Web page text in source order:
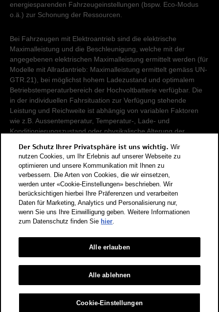
energiesparenden Fahrzeugeinstellungen (bspw. Eco-Modus
o.ä.) zur Schonung der Ressourcen.
Bei Fahrzeugen mit Elektroantrieb sind die elektrische
Maximalleistung und die Beschleunigung, welche mit der
angegebenen elektrischen Maximalleistung ermittelt werden (für
Modelle mit Allradantrieb: Maximalleistung ermittelt gemäss UN-
GTR.21), bei möglichst hohem Ladezustand und optimalem
Betriebstemperaturbereich der Hochvoltbatterie verfügbar. Die
in der individuellen Fahrsituation zur Verfügung stehende
Leistung und Reichweite ist abhängig von variablen Faktoren
wie z.B. Aussentemperatur, Temperatur-, Lade- und
Konditionierungszustand oder physikalische Alterung der
Damit Energieverbräuche unterschiedlicher Antriebsformen
(Benzin, Diesel, Gas, Strom, usw.) vergleichbar sind, werden sie
zusätzlich als sogenannte Benzinäquivalente (Masseinheit für
Energie) ausgewiesen. CO2 ist das für die Erderwärmung
hauptverantwortliche Treibhausgas. CO2-Mittelwert aller in der
Schweiz angebotenen Fahrzeugmodelle: 111 g/km (WLTP).
CO2-Zielwert der in der Schweiz angebotenen
Fahrzeugmodelle: 93.6 g/km (WLTP). Die Angaben für ein
Fahrzeug können von den zulassungsrelevanten Daten nach
der individuellen Einzelfahrzeuggenehmigung abweichen.
Energieeffizienz-Kategorie nach dem neuen
Berechnungsverfahren gemäss Anhang 4.1 EnEV, gültig ab
01.01.2023. Informationen zur Energieetikette für
Personenwagen finden Sie unter Bundesamt für Energie BFE.
Der Schutz Ihrer Privatsphäre ist uns wichtig. Wir
nutzen Cookies, um Ihr Erlebnis auf unserer Webseite zu
optimieren und unsere Kommunikation mit Ihnen zu
verbessern. Die Arten von Cookies, die wir einsetzen,
werden unter «Cookie-Einstellungen» beschrieben. Wir
berücksichtigen hierbei Ihre Präferenzen und verarbeiten
Daten für Marketing, Analytics und Personalisierung nur,
wenn Sie uns Ihre Einwilligung geben. Weitere Informationen
zum Datenschutz finden Sie hier.
Cookie-Einstellungen
Alle ablehnen
Alle erlauben